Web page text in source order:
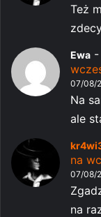
Też
Ewa -
07/08/
Na
ale
na
07/08/
na